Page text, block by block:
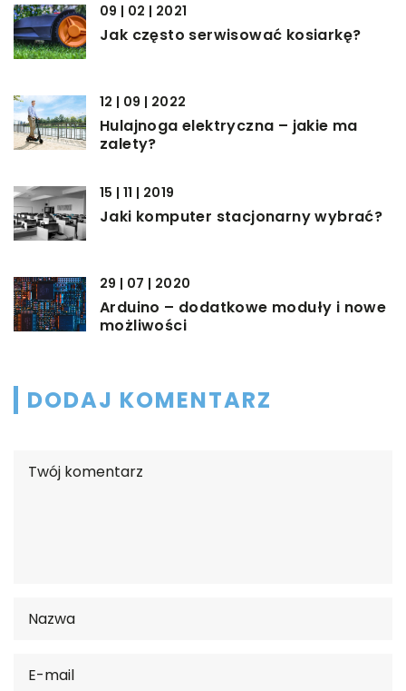
09 | 02 | 2021
Jak często serwisować kosiarkę?
12 | 09 | 2022
Hulajnoga elektryczna – jakie ma
zalety?
15 | 11 | 2019
Jaki komputer stacjonarny wybrać?
29 | 07 | 2020
Arduino – dodatkowe moduły i nowe
możliwości
DODAJ KOMENTARZ